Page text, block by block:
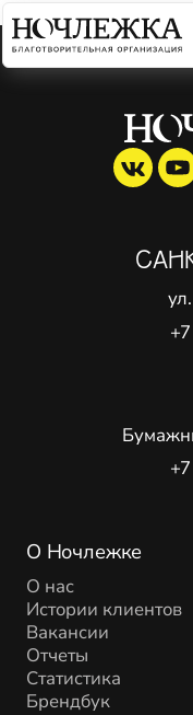
О Ночлежке
О нас
Истории клиентов
Вакансии
Отчеты
Статистика
Брендбук